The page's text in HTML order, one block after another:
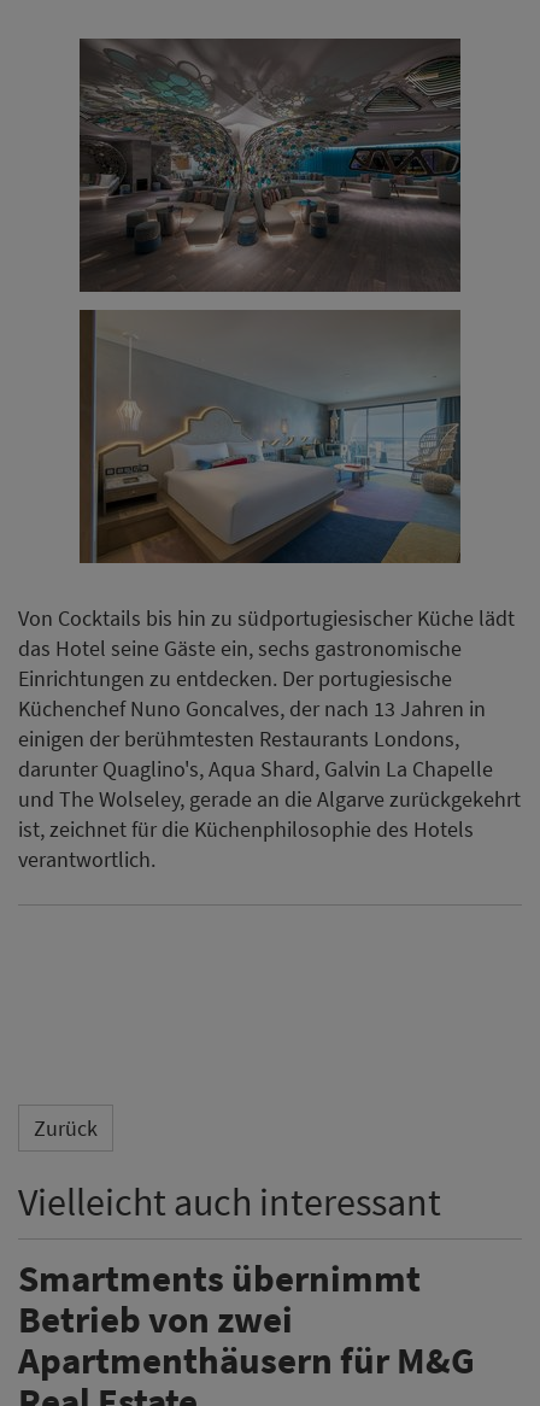
Von Cocktails bis hin zu südportugiesischer Küche lädt
das Hotel seine Gäste ein, sechs gastronomische
Einrichtungen zu entdecken. Der portugiesische
Küchenchef Nuno Goncalves, der nach 13 Jahren in
einigen der berühmtesten Restaurants Londons,
darunter Quaglino's, Aqua Shard, Galvin La Chapelle
und The Wolseley, gerade an die Algarve zurückgekehrt
ist, zeichnet für die Küchenphilosophie des Hotels
verantwortlich.
Zurück
Vielleicht auch interessant
Smartments übernimmt
Betrieb von zwei
Apartmenthäusern für M&G